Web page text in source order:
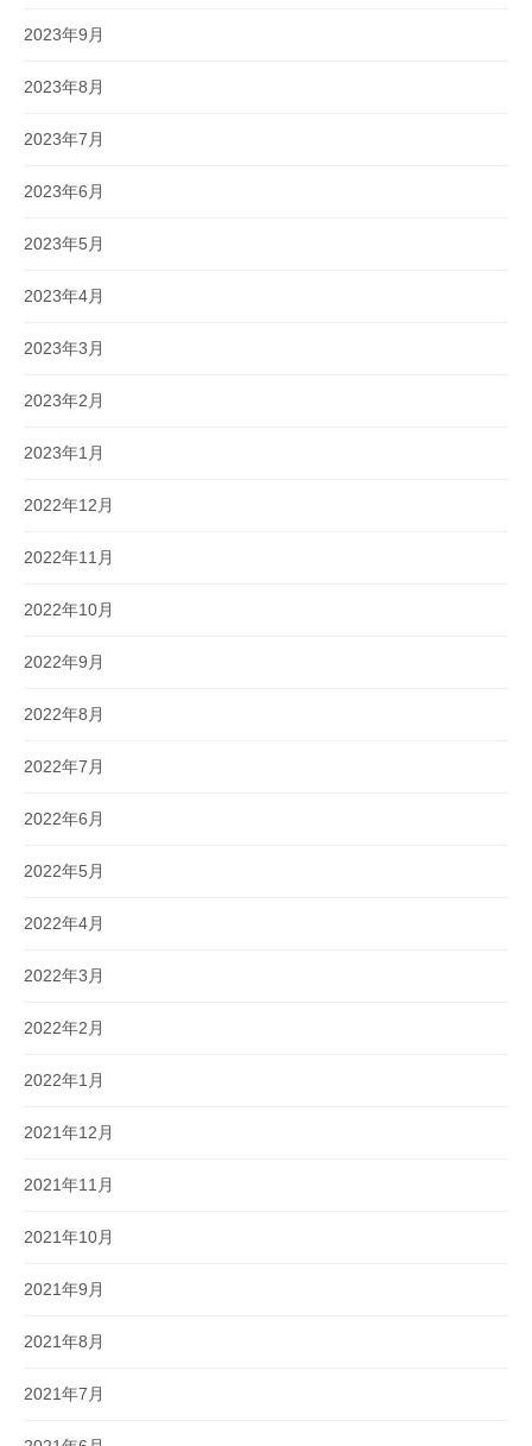
2023年9月
2023年8月
2023年7月
2023年6月
2023年5月
2023年4月
2023年3月
2023年2月
2023年1月
2022年12月
2022年11月
2022年10月
2022年9月
2022年8月
2022年7月
2022年6月
2022年5月
2022年4月
2022年3月
2022年2月
2022年1月
2021年12月
2021年11月
2021年10月
2021年9月
2021年8月
2021年7月